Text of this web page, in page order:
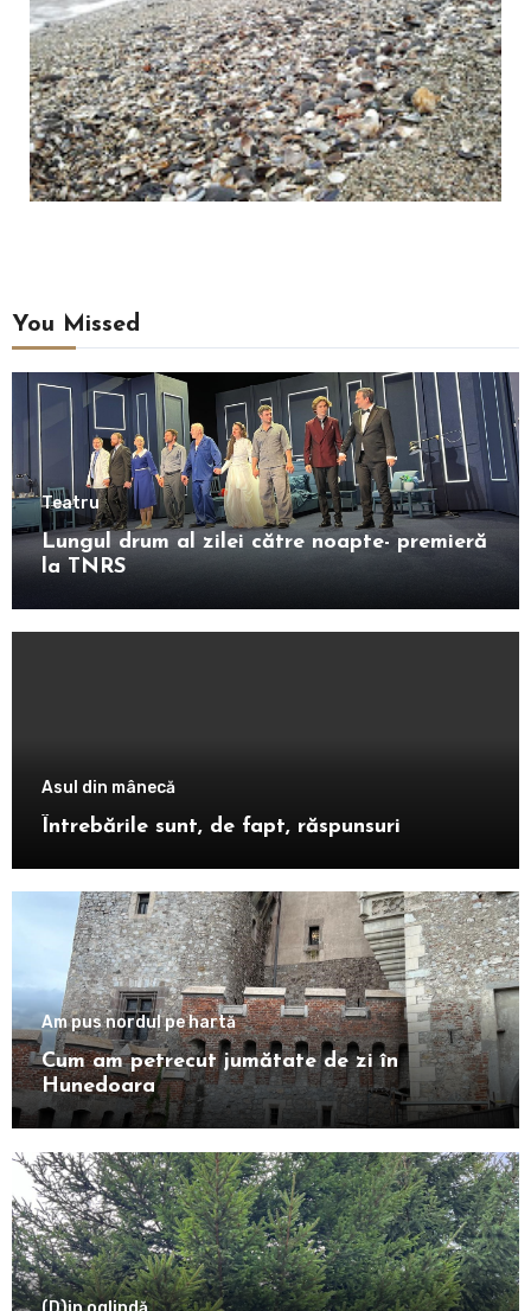
You Missed
Teatru
Lungul drum al zilei către noapte- premieră
la TNRS
Asul din mânecă
Întrebările sunt, de fapt, răspunsuri
Am pus nordul pe hartă
Cum am petrecut jumătate de zi în
Hunedoara